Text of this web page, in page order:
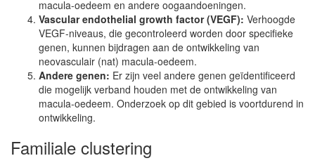
macula-oedeem en andere oogaandoeningen.
Vascular endothelial growth factor (VEGF): Verhoogde
VEGF-niveaus, die gecontroleerd worden door specifieke
genen, kunnen bijdragen aan de ontwikkeling van
neovasculair (nat) macula-oedeem.
Andere genen: Er zijn veel andere genen geïdentificeerd
die mogelijk verband houden met de ontwikkeling van
macula-oedeem. Onderzoek op dit gebied is voortdurend in
ontwikkeling.
Familiale clustering